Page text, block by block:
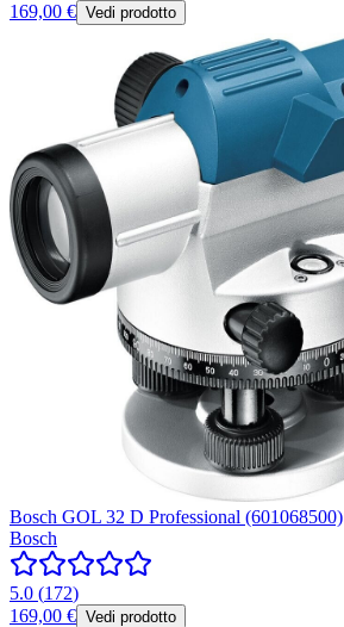
169,00 € Vedi prodotto
Bosch GOL 32 D Professional (601068500)
Bosch
5.0 (172)
169,00 € Vedi prodotto